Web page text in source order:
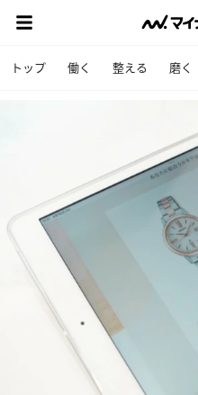
トップ 働く 整える 磨く